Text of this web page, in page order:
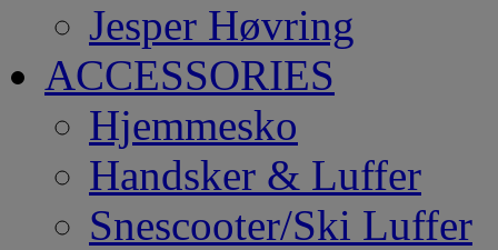
Jesper Høvring
ACCESSORIES
Hjemmesko
Handsker & Luffer
Snescooter/Ski Luffer